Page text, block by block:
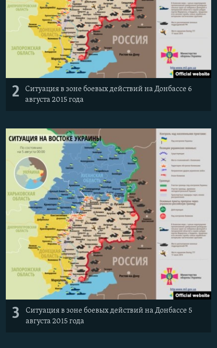
2
Ситуация в зоне боевых действий на Донбассе 6
августа 2015 года
3
Ситуация в зоне боевых действий на Донбассе 5
августа 2015 года